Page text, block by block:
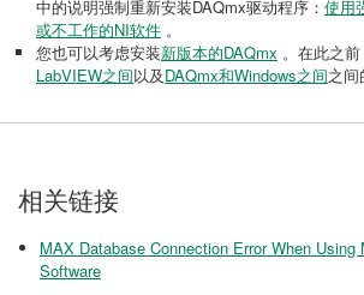
中的说明强制重新安装DAQmx驱动程序： 使用
或不工作的NI软件 。
您也可以考虑安装新版本的DAQmx 。在此之
LabVIEW之间以及DAQmx和Windows之间之间
相关链接
MAX Database Connection Error When Using
Software